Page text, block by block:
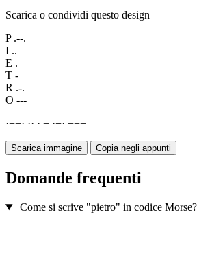
Scarica o condividi questo design
P .--.
I ..
E .
T -
R .-.
O ---
·−−· ·· · − ·−· −−−
Scarica immagine Copia negli appunti
Domande frequenti
Come si scrive "pietro" in codice Morse?